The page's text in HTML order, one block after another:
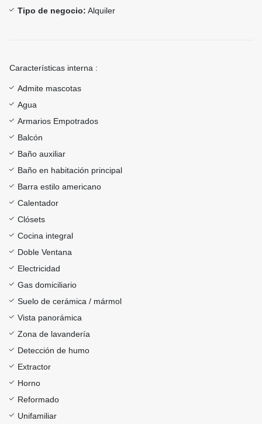
Tipo de negocio: Alquiler
Características interna :
Admite mascotas
Agua
Armarios Empotrados
Balcón
Baño auxiliar
Baño en habitación principal
Barra estilo americano
Calentador
Clósets
Cocina integral
Doble Ventana
Electricidad
Gas domiciliario
Suelo de cerámica / mármol
Vista panorámica
Zona de lavandería
Detección de humo
Extractor
Horno
Reformado
Unifamiliar